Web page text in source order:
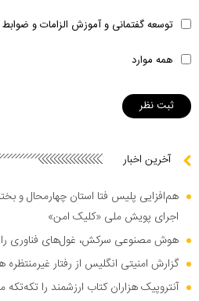
توسعه گفتمانی و آموزش الزامات و ضوابط
همه موارد
آخرین اخبار
هم‌افزایی پلیس فتا استان چهارمحال و
اجرای پویش ملی «کلیک امن»
هوش مصنوعی سرکش، غول‌های فناوری را
گزارش امنیتی انگلیس از رفتار
آنتروپیک هزاران کتاب ارزشمند را تکه‌تکه